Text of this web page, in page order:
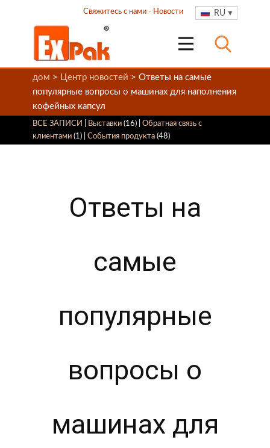
RU
Свяжитесь с нами - Новости
дом > Центр новостей > Ответы на самые
популярные вопросы о машинах для наполнения
кофейных капсул
ВСЕ ЗАПИСИ Выставки (16) | Обратная связь с
клиентами (1) | События продукта (48)
Ответы на
самые
популярные
вопросы о
машинах для